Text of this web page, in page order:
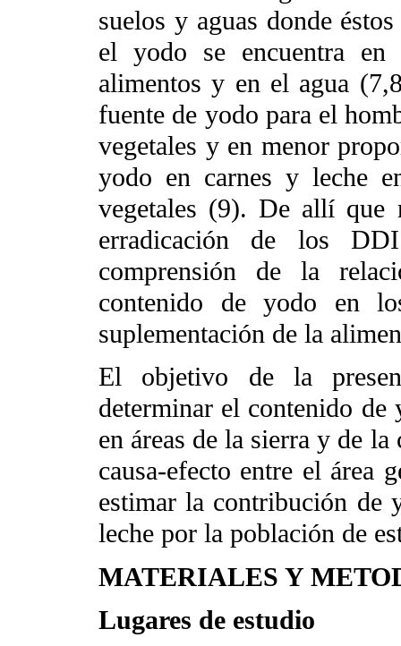
suelos y aguas donde
el yodo se encuentra en
alimentos y en el agua
fuente de yodo para el
vegetales y en menor
yodo en carnes y leche
vegetales (9). De allí que
erradicación de los
comprensión de la
contenido de yodo en
suplementación de la
El objetivo de la
determinar el contenido de
en áreas de la sierra y de
causa-efecto entre el área
estimar la contribución de
leche por la población de
MATERIALES Y
Lugares de estudio